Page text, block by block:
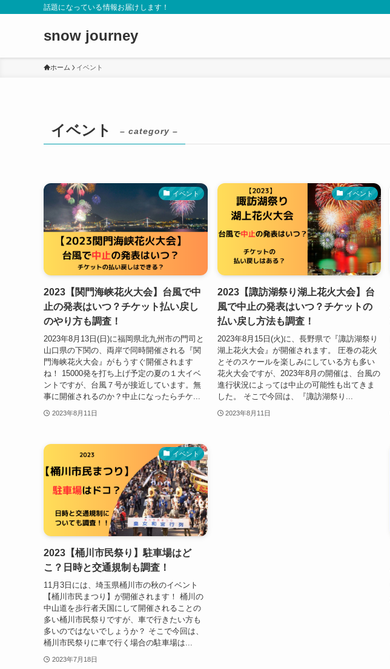
話題になっている情報お届けします！
snow journey
ホーム イベント
イベント – category –
イベント
2023【関門海峡花火大会】台風で中
止の発表はいつ？チケット払い戻し
のやり方も調査！
2023年8月13日(日)に福岡県北九州市の門司と
山口県の下関の、両岸で同時開催される『関
門海峡花火大会』がもうすぐ開催されます
ね！ 15000発を打ち上げ予定の夏の１大イベ
ントですが、台風７号が接近しています。無
事に開催されるのか？中止になったらチケ...
2023年8月11日
イベント
2023【諏訪湖祭り湖上花火大会】台
風で中止の発表はいつ？チケットの
払い戻し方法も調査！
2023年8月15日(火)に、長野県で『諏訪湖祭り
湖上花火大会』が開催されます。 圧巻の花火
とそのスケールを楽しみにしている方も多い
花火大会ですが、2023年8月の開催は、台風の
進行状況によっては中止の可能性も出てきま
した。 そこで今回は、『諏訪湖祭り...
2023年8月11日
イベント
2023【桶川市民祭り】駐車場はど
こ？日時と交通規制も調査！
11月3日には、埼玉県桶川市の秋のイベント
【桶川市民まつり】が開催されます！ 桶川の
中山道を歩行者天国にして開催されることの
多い桶川市民祭りですが、車で行きたい方も
多いのではないでしょうか？ そこで今回は、
桶川市民祭りに車で行く場合の駐車場は...
2023年7月18日